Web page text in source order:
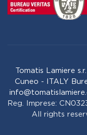
Tomatis Lamiere
Cuneo - ITALY
Reg. Imprese:
All rights